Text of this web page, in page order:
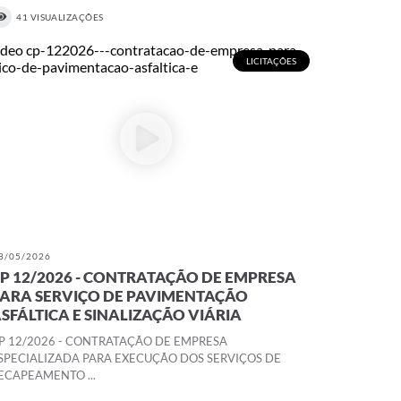
41 VISUALIZAÇÕES
LICITAÇÕES
05/2026
12/2026 - CONTRATAÇÃO DE EMPRESA
SERVIÇO DE PAVIMENTAÇÃO
E SINALIZAÇÃO VIÁRIA
12/2026 - CONTRATAÇÃO DE EMPRESA
PARA EXECUÇÃO DOS SERVIÇOS DE
...